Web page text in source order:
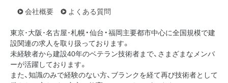
会社概要
よくある質問
東京･大阪･名古屋･札幌・仙台・福岡主要都市中心に全国規模で建
設関連の求人を取り扱っております。
未経験者から建設40年のベテラン技術者まで、さまざまなメンバ
ーが活躍しております。
また、知識のみで経験のない方、ブランクを経て再び技術者として